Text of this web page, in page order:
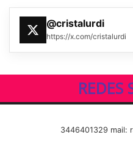
@cristalurdi
https://x.com/cristalurdi
REDES
3446401329 mail: